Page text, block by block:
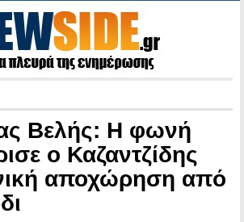
Βελής: Η φωνή
ο Καζαντζίδης
αποχώρηση από